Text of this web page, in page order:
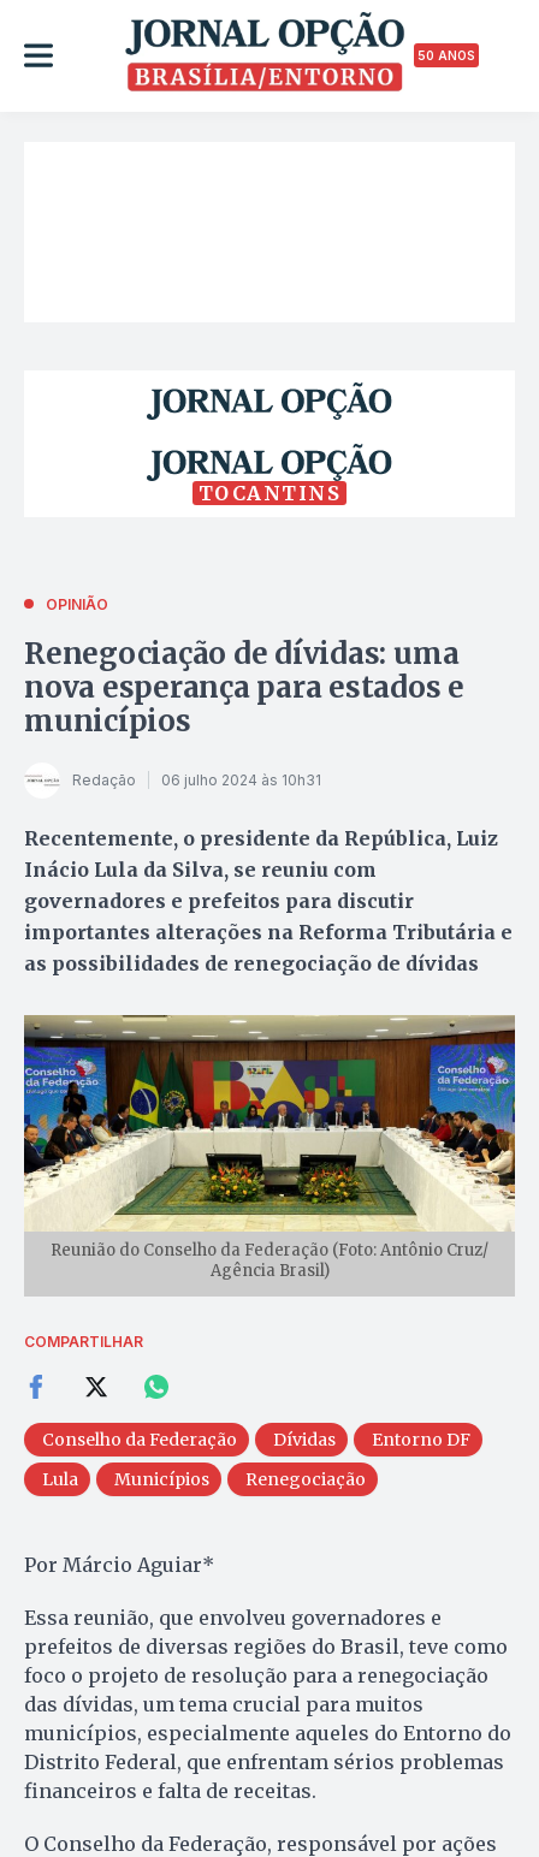
50 ANOS
TOCANTINS
OPINIÃO
Renegociação de dívidas: uma
nova esperança para estados e
municípios
Redação 06 julho 2024 às 10h31
Recentemente, o presidente da República, Luiz
Inácio Lula da Silva, se reuniu com
governadores e prefeitos para discutir
importantes alterações na Reforma Tributária e
as possibilidades de renegociação de dívidas
Reunião do Conselho da Federação (Foto: Antônio Cruz/
Agência Brasil)
COMPARTILHAR
Conselho da Federação Dívidas
Entorno DF
Lula
Municípios Renegociação
Por Márcio Aguiar*
Essa reunião, que envolveu governadores e
prefeitos de diversas regiões do Brasil, teve como
foco o projeto de resolução para a renegociação
das dívidas, um tema crucial para muitos
municípios, especialmente aqueles do Entorno do
Distrito Federal, que enfrentam sérios problemas
financeiros e falta de receitas.
O Conselho da Federação, responsável por ações